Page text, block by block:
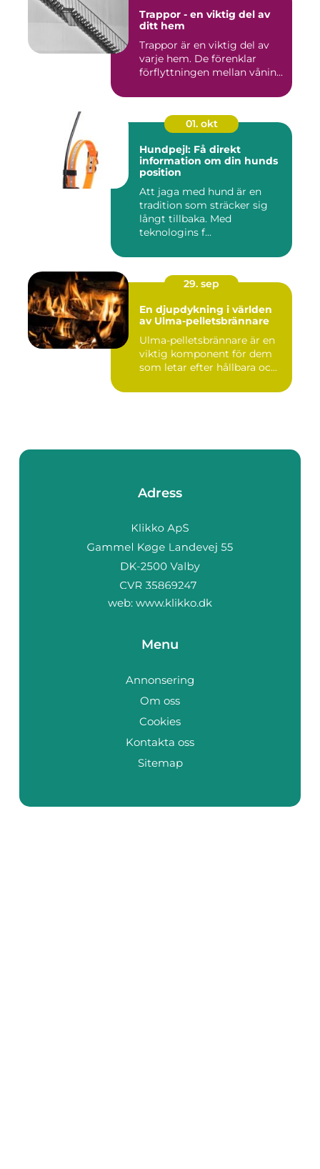
Trappor - en viktig del av
ditt hem
Trappor är en viktig del av
varje hem. De förenklar
förflyttningen mellan vånin...
01. okt
Hundpejl: Få direkt
information om din hunds
position
Att jaga med hund är en
tradition som sträcker sig
långt tillbaka. Med
teknologins f...
29. sep
En djupdykning i världen
av Ulma-pelletsbrännare
Ulma-pelletsbrännare är en
viktig komponent för dem
som letar efter hållbara oc...
Adress
web: www.klikko.dk
Menu
Annonsering
Om oss
Cookies
Kontakta oss
Sitemap